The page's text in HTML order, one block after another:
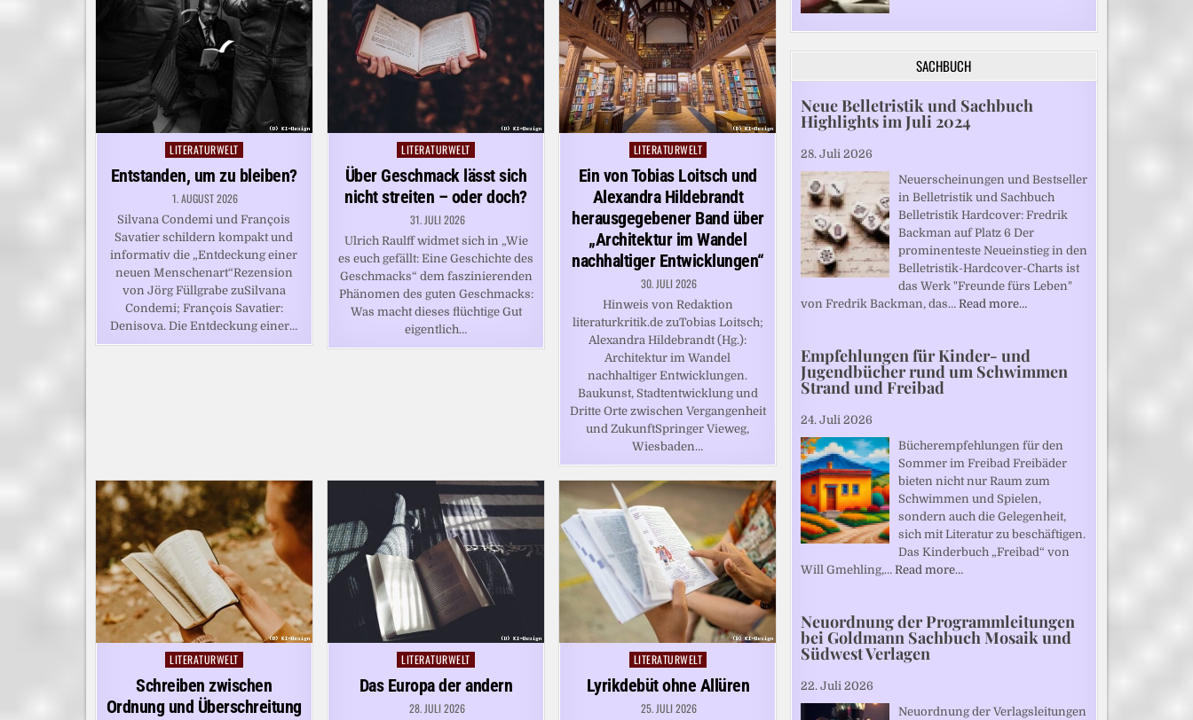
Posted
in
LITERATURWELT
Entstanden, um zu bleiben?
1. AUGUST 2026
Silvana Condemi und François
Savatier schildern kompakt und
informativ die „Entdeckung einer
neuen Menschenart“Rezension
von Jörg Füllgrabe zuSilvana
Condemi; François Savatier:
Denisova. Die Entdeckung einer…
Posted
LITERATURWELT
Über Geschmack lässt sich
nicht streiten – oder doch?
31. JULI 2026
Ulrich Raulff widmet sich in „Wie
es euch gefällt: Eine Geschichte des
Geschmacks“ dem faszinierenden
Phänomen des guten Geschmacks:
Was macht dieses flüchtige Gut
eigentlich…
Posted
in
LITERATURWELT
Ein von Tobias Loitsch und
Alexandra Hildebrandt
herausgegebener Band über
„Architektur im Wandel
nachhaltiger Entwicklungen“
30. JULI 2026
Hinweis von Redaktion
literaturkritik.de zuTobias Loitsch;
Alexandra Hildebrandt (Hg.):
Architektur im Wandel
nachhaltiger Entwicklungen.
Baukunst, Stadtentwicklung und
Dritte Orte zwischen Vergangenheit
und ZukunftSpringer Vieweg,
Wiesbaden…
Posted
LITERATURWELT
Schreiben zwischen
Ordnung und Überschreitung
Posted
in
LITERATURWELT
Das Europa der andern
28. JULI 2026
Posted
in
LITERATURWELT
Lyrikdebüt ohne Allüren
25. JULI 2026
SACHBUCH
Neue Belletristik und Sachbuch
Highlights im Juli 2024
28. Juli 2026
Neuerscheinungen und Bestseller
in Belletristik und Sachbuch
Belletristik Hardcover: Fredrik
Backman auf Platz 6 Der
prominenteste Neueinstieg in den
Belletristik-Hardcover-Charts ist
das Werk "Freunde fürs Leben"
von Fredrik Backman, das… Read more…
Empfehlungen für Kinder- und
Jugendbücher rund um Schwimmen
Strand und Freibad
24. Juli 2026
Bücherempfehlungen für den
Sommer im Freibad Freibäder
bieten nicht nur Raum zum
Schwimmen und Spielen,
sondern auch die Gelegenheit,
sich mit Literatur zu beschäftigen.
Das Kinderbuch „Freibad“ von
Will Gmehling,… Read more…
Neuordnung der Programmleitungen
bei Goldmann Sachbuch Mosaik und
Südwest Verlagen
22. Juli 2026
Neuordnung der Verlagsleitungen